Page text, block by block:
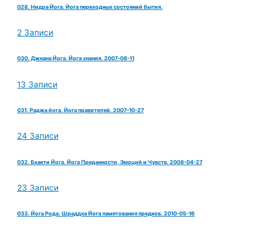
028. Нидра Йога. Йога переходных состояний бытия.
2 Записи
030. Джнана Йога. Йога знания. 2007-08-11
13 Записи
031. Раджа йога. Йога правителей. 2007-10-27
24 Записи
032. Бхакти Йога. Йога Преданности, Эмоций и Чувств. 2008-04-27
23 Записи
033. Йога Рода. Шраддха Йога памятования предков. 2010-05-16